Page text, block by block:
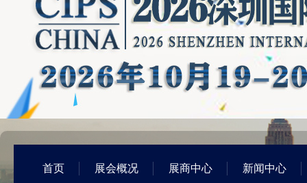
首页 展会概况 展商中心 新闻中心